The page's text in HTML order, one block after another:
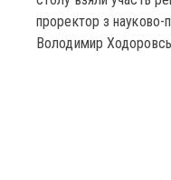
проректор з науково-
Володимир